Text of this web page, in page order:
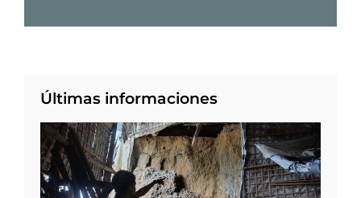
Últimas informaciones